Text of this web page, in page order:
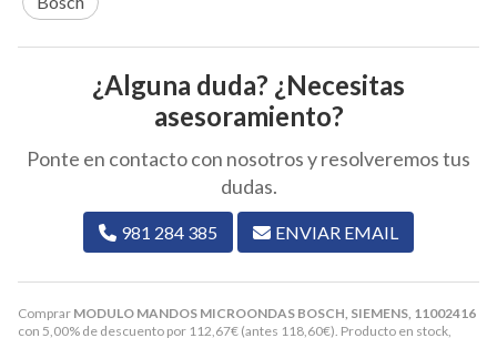
Comprar MODULO MANDOS MICROONDAS BOSCH, SIEMENS, 11002416
con 5,00% de descuento por 112,67€ (antes 118,60€). Producto en stock,
¿Alguna duda? ¿Necesitas
asesoramiento?
Ponte en contacto con nosotros y resolveremos tus
dudas.
981 284 385 ENVIAR EMAIL